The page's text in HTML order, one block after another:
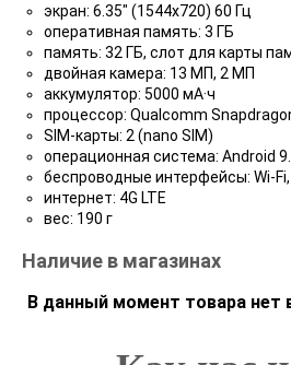
экран: 6.35" (1544x720) 60 Гц
оперативная память: 3 ГБ
память: 32 ГБ, слот для карты
двойная камера: 13 МП, 2 МП
аккумулятор: 5000 мА·ч
процессор: Qualcomm
SIM-карты: 2 (nano SIM)
операционная система: Android
беспроводные интерфейсы: Wi-
интернет: 4G LTE
вес: 190 г
Наличие в магазинах
В данный момент товара нет